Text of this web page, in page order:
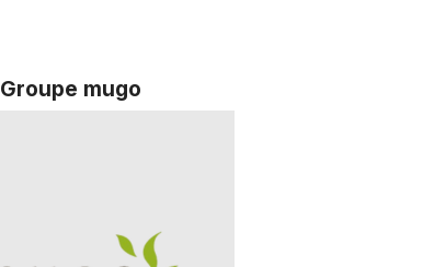
Groupe mugo